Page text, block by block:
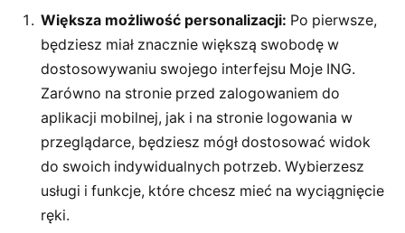
Większa możliwość personalizacji: Po pierwsze,
będziesz miał znacznie większą swobodę w
dostosowywaniu swojego interfejsu Moje ING.
Zarówno na stronie przed zalogowaniem do
aplikacji mobilnej, jak i na stronie logowania w
przeglądarce, będziesz mógł dostosować widok
do swoich indywidualnych potrzeb. Wybierzesz
usługi i funkcje, które chcesz mieć na wyciągnięcie
ręki.